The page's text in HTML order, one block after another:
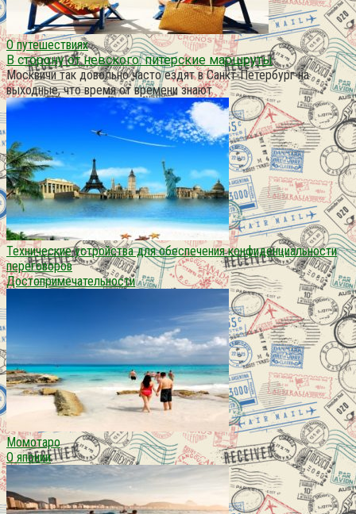
О путешествиях
В сторону от невского: питерские маршруты
Москвичи так довольно часто ездят в Санкт-Петербург на
выходные, что время от времени знают
Технические устройства для обеспечения конфиденциальности
переговоров
Достопримечательности
Момотаро
О японии